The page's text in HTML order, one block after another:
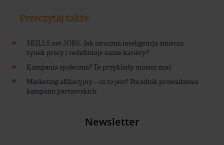
Przeczytaj także
SKILLS not JOBS. Jak sztuczna inteligencja zmienia
rynek pracy i redefiniuje nasze kariery?
Kampania społeczna? Te przykłady musisz znać
Marketing afiliacyjny – co to jest? Poradnik prowadzenia
kampanii partnerskich
Newsletter